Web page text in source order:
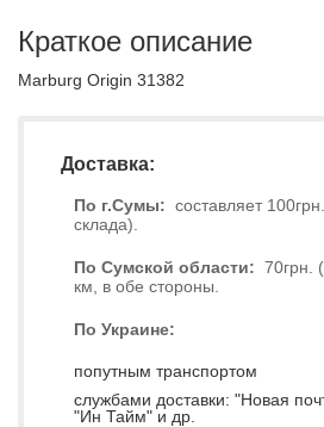
Краткое описание
Marburg Origin 31382
Доставка:
По г.Сумы: составляет
склада).
По Сумской области: 70грн.
км, в обе стороны.
По Украине:
попутным транспортом
службами доставки: "Новая
"Ин Тайм" и др.